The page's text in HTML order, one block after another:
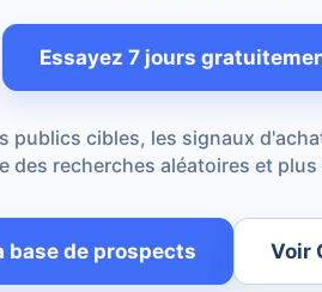
Essayez 7 jours
publics cibles, les signaux
des recherches aléatoires et
base de prospects Voir